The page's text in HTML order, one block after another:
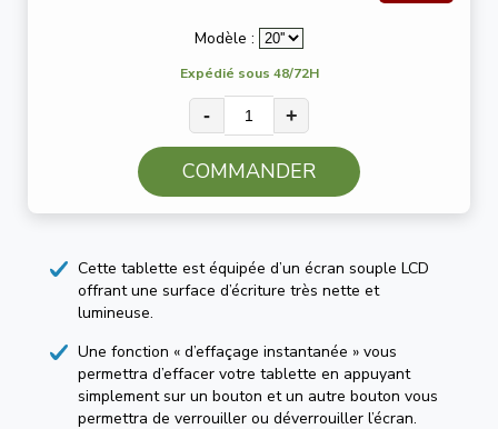
Modèle :
Expédié sous 48/72H
- +
COMMANDER
Cette tablette est équipée d’un écran souple LCD
offrant une surface d’écriture très nette et
lumineuse.
Une fonction « d’effaçage instantanée » vous
permettra d’effacer votre tablette en appuyant
simplement sur un bouton et un autre bouton vous
permettra de verrouiller ou déverrouiller l’écran.